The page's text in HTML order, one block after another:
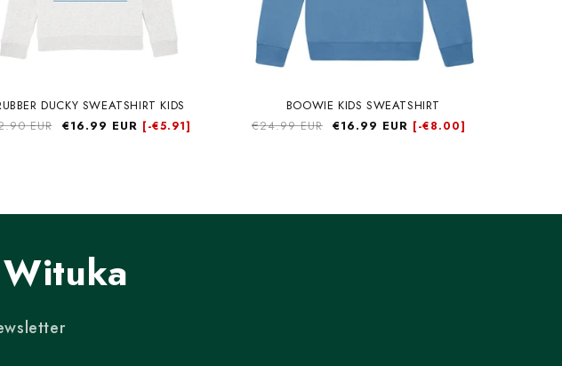
DUCKY SWEATSHIRT KIDS
EUR
Precio
€16.99 EUR [-€5.91]
BOOWIE KIDS SWEATSHIRT
Precio
€24.99 EUR Precio
€16.99 EUR [-€8.00]